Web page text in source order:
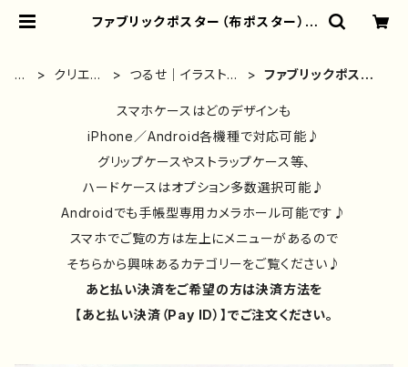
ファブリックポスター（布ポスター） |
ズ/人気/後払い/通販｜雑貨屋アリう
さ
ホ
クリエイ
つるせ｜イラストレ
ファブリックポスタ
スマホケースはどのデザインも
iPhone／Android各機種で対応可能♪
グリップケースやストラップケース等、
ハードケースはオプション多数選択可能♪
Androidでも手帳型専用カメラホール可能です♪
スマホでご覧の方は左上にメニューがあるので
そちらから興味あるカテゴリーをご覧ください♪
あと払い決済をご希望の方は決済方法を
【あと払い決済（Pay ID）】でご注文ください。